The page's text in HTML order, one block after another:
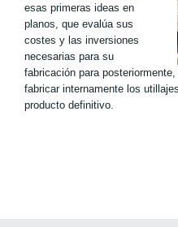
esas primeras ideas en
planos, que evalúa sus
costes y las inversiones
necesarias para su
fabricación para
fabricar internamente los
producto definitivo.